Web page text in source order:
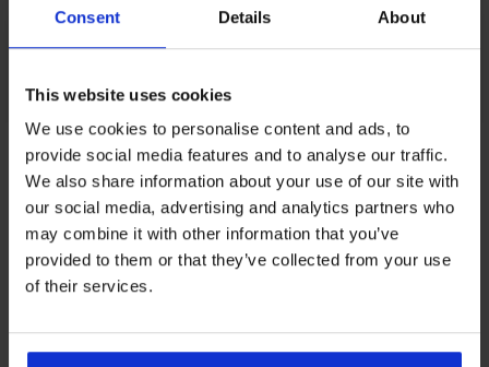
Consent Details About
This website uses cookies
We use cookies to personalise content and ads, to
provide social media features and to analyse our traffic.
We also share information about your use of our site with
our social media, advertising and analytics partners who
may combine it with other information that you’ve
provided to them or that they’ve collected from your use
of their services.
3+1 GRATIS
3+1 GRATIS
Iz iste kolekcije